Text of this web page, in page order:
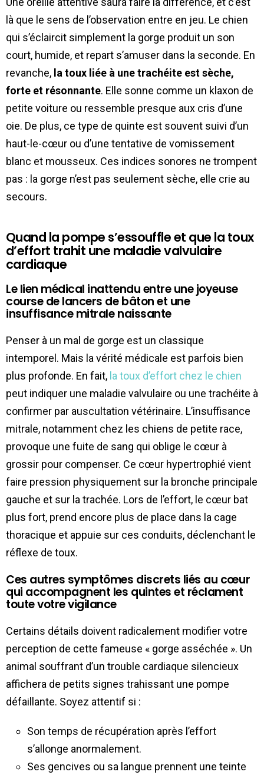
là que le sens de l’observation entre en jeu. Le chien
qui s’éclaircit simplement la gorge produit un son
court, humide, et repart s’amuser dans la seconde. En
revanche, la toux liée à une trachéite est sèche,
forte et résonnante. Elle sonne comme un klaxon de
petite voiture ou ressemble presque aux cris d’une
oie. De plus, ce type de quinte est souvent suivi d’un
haut-le-cœur ou d’une tentative de vomissement
blanc et mousseux. Ces indices sonores ne trompent
pas : la gorge n’est pas seulement sèche, elle crie au
secours.
Quand la pompe s’essouffle et que la toux
d’effort trahit une maladie valvulaire
cardiaque
Le lien médical inattendu entre une joyeuse
course de lancers de bâton et une
insuffisance mitrale naissante
Penser à un mal de gorge est un classique
intemporel. Mais la vérité médicale est parfois bien
plus profonde. En fait, la toux d’effort chez le chien
peut indiquer une maladie valvulaire ou une trachéite à
confirmer par auscultation vétérinaire. L’insuffisance
mitrale, notamment chez les chiens de petite race,
provoque une fuite de sang qui oblige le cœur à
grossir pour compenser. Ce cœur hypertrophié vient
faire pression physiquement sur la bronche principale
gauche et sur la trachée. Lors de l’effort, le cœur bat
plus fort, prend encore plus de place dans la cage
thoracique et appuie sur ces conduits, déclenchant le
réflexe de toux.
Ces autres symptômes discrets liés au cœur
qui accompagnent les quintes et réclament
toute votre vigilance
Certains détails doivent radicalement modifier votre
perception de cette fameuse « gorge asséchée ». Un
animal souffrant d’un trouble cardiaque silencieux
affichera de petits signes trahissant une pompe
défaillante. Soyez attentif si :
Son temps de récupération après l’effort
s’allonge anormalement.
Ses gencives ou sa langue prennent une teinte